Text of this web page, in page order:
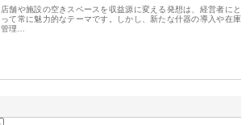
店舗や施設の空きスペースを収益源に変える発想は、経営者にと
って常に魅力的なテーマです。しかし、新たな什器の導入や在庫
管理…